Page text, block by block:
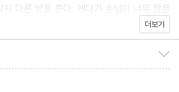
자 다른 방을 준다. 게다가 손님이 너무 많은
는 돼지 우리에서 자게 된다. 몰래 훔친 생선
노파는 아까의 모습과는 완전히 다른 기이한
그녀가 토마스의 어깨 위에 올라타고, 무의
더보기